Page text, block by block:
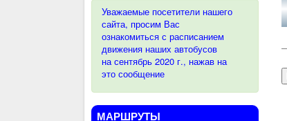
Уважаемые посетители нашего
сайта, просим Вас
ознакомиться с расписанием
движения наших автобусов
на сентябрь 2020 г., нажав на
это сообщение
МАРШРУТЫ